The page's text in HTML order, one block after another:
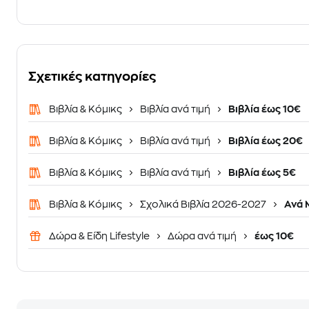
Σχετικές κατηγορίες
Βιβλία & Κόμικς Βιβλία ανά τιμή Βιβλία έως 10€
Βιβλία & Κόμικς Βιβλία ανά τιμή Βιβλία έως 20€
Βιβλία & Κόμικς Βιβλία ανά τιμή Βιβλία έως 5€
Βιβλία & Κόμικς Σχολικά Βιβλία 2026-2027 Ανά
Δώρα & Είδη Lifestyle Δώρα ανά τιμή έως 10€